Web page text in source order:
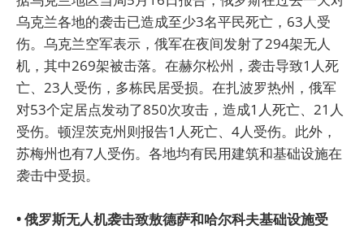
乌克兰各地的袭击已造成至少3名平民死亡，63人受
伤。乌克兰空军表示，俄军在夜间发射了294架无人
机，其中269架被击落。在赫尔松州，袭击导致1人死
亡、23人受伤，多栋民居受损。在扎波罗热州，俄军
对53个定居点发动了850次攻击，造成1人死亡、21人
受伤。顿涅茨克州则报告1人死亡、4人受伤。此外，
苏梅州也有7人受伤。各地均有民用建筑和基础设施在
袭击中受损。
• 俄罗斯无人机袭击致敖德萨和哈尔科夫基础设施受